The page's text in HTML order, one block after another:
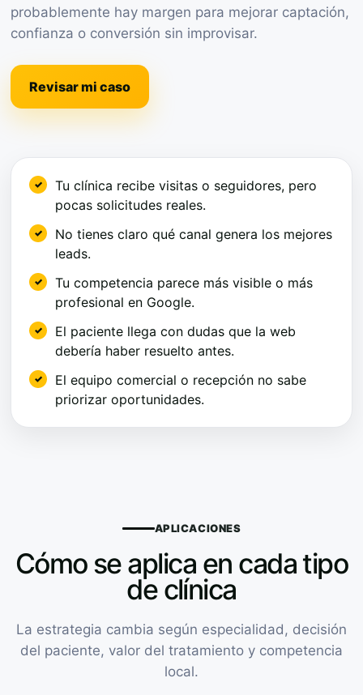
probablemente hay margen para mejorar captación,
confianza o conversión sin improvisar.
Revisar mi caso
Tu clínica recibe visitas o seguidores, pero
pocas solicitudes reales.
No tienes claro qué canal genera los mejores
leads.
Tu competencia parece más visible o más
profesional en Google.
El paciente llega con dudas que la web
debería haber resuelto antes.
El equipo comercial o recepción no sabe
priorizar oportunidades.
APLICACIONES
Cómo se aplica en cada tipo
de clínica
La estrategia cambia según especialidad, decisión
del paciente, valor del tratamiento y competencia
local.